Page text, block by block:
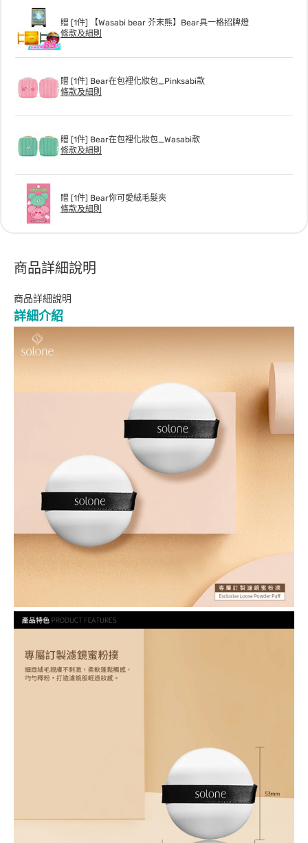
贈 [1件] 【Wasabi bear 芥末熊】Bear具一格招牌燈
條款及細則
贈 [1件] Bear在包裡化妝包_Pinksabi款
條款及細則
贈 [1件] Bear在包裡化妝包_Wasabi款
條款及細則
贈 [1件] Bear你可愛絨毛髮夾
條款及細則
商品詳細說明
商品詳細說明
詳細介紹